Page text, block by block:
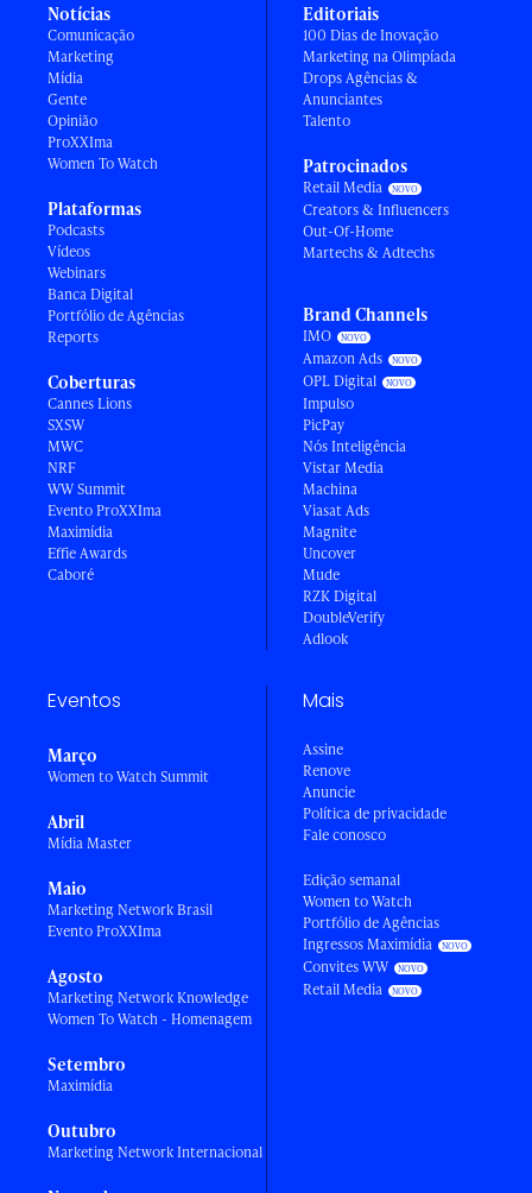
Notícias
Comunicação
Marketing
Mídia
Gente
Opinião
ProXXIma
Women To Watch
Plataformas
Podcasts
Vídeos
Webinars
Banca Digital
Portfólio de Agências
Reports
Coberturas
Cannes Lions
SXSW
MWC
NRF
WW Summit
Evento ProXXIma
Maximídia
Effie Awards
Caboré
Editoriais
100 Dias de Inovação
Marketing na Olimpíada
Drops Agências &
Anunciantes
Talento
Patrocinados
Retail Media
Creators & Influencers
Out-Of-Home
Martechs & Adtechs
Brand Channels
IMO
Amazon Ads
OPL Digital
Impulso
PicPay
Nós Inteligência
Vistar Media
Machina
Viasat Ads
Magnite
Uncover
Mude
RZK Digital
DoubleVerify
Adlook
Eventos
Março
Women to Watch Summit
Abril
Mídia Master
Maio
Marketing Network Brasil
Evento ProXXIma
Agosto
Marketing Network Knowledge
Women To Watch - Homenagem
Setembro
Maximídia
Outubro
Marketing Network Internacional
Mais
Assine
Renove
Anuncie
Política de privacidade
Fale conosco
Edição semanal
Women to Watch
Portfólio de Agências
Ingressos Maximídia
Convites WW
Retail Media